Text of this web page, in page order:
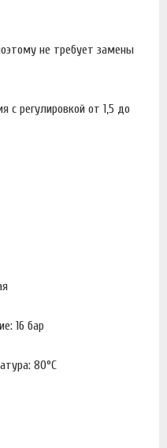
не требует замены
с регулировкой от 1,5 до
16 бар
80°С